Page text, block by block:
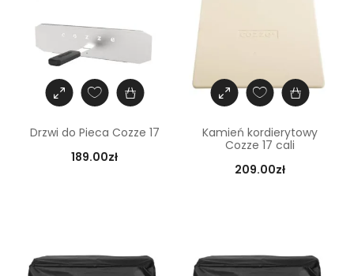
Drzwi do Pieca Cozze 17
189.00zł
Kamień kordierytowy
Cozze 17 cali
209.00zł